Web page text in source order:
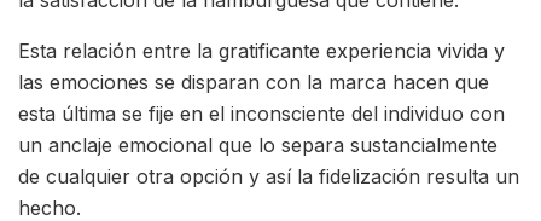
Esta relación entre la gratificante experiencia vivida y
las emociones se disparan con la marca hacen que
esta última se fije en el inconsciente del individuo con
un anclaje emocional que lo separa sustancialmente
de cualquier otra opción y así la fidelización resulta un
hecho.